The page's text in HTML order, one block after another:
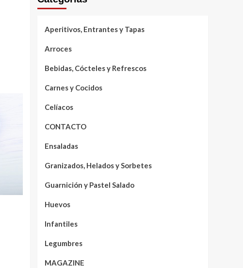
Aperitivos, Entrantes y Tapas
Arroces
Bebidas, Cócteles y Refrescos
Carnes y Cocidos
Celíacos
CONTACTO
Ensaladas
Granizados, Helados y Sorbetes
Guarnición y Pastel Salado
Huevos
Infantiles
Legumbres
MAGAZINE